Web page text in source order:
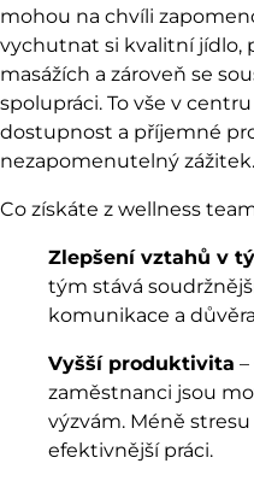
mohou na chvíli
vychutnat si kvalitní jídlo,
masážích a zároveň se
spolupráci. To vše v
dostupnost a příjemné
nezapomenutelný zážitek.
Co získáte z wellness
Zlepšení vztahů v
tým stává
komunikace a
Vyšší produktivita
zaměstnanci jsou
výzvám. Méně
efektivnější práci.